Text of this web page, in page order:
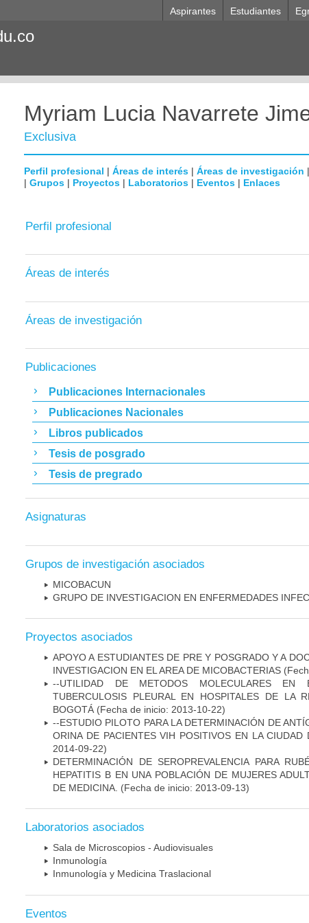
Aspirantes Estudiantes
Myriam Lucia Navarrete
Exclusiva
Perfil profesional | Áreas de interés | Áreas de investigación |
| Grupos | Proyectos | Laboratorios | Eventos | Enlaces
Perfil profesional
Áreas de interés
Áreas de investigación
Publicaciones
Publicaciones Internacionales
Publicaciones Nacionales
Libros publicados
Tesis de posgrado
Tesis de pregrado
Asignaturas
Grupos de investigación asociados
MICOBAC­UN
GRUPO DE INVESTIGACION EN ENFERMEDADES
Proyectos asociados
APOYO A ESTUDIANTES DE PRE Y POSGRADO Y A
INVESTIGACION EN EL AREA DE MICOBACTERIAS
--UTILIDAD DE METODOS MOLECULARES
TUBERCULOSIS PLEURAL EN HOSPITALES DE LA
BOGOTÁ (Fecha de inicio: 2013-10-22)
--ESTUDIO PILOTO PARA LA DETERMINACIÓN DE
ORINA DE PACIENTES VIH POSITIVOS EN LA CIUDAD
2014-09-22)
DETERMINACIÓN DE SEROPREVALENCIA PARA
HEPATITIS B EN UNA POBLACIÓN DE MUJERES
DE MEDICINA. (Fecha de inicio: 2013-09-13)
Laboratorios asociados
Sala de Microscopios - Audiovisuales
Inmunología
Inmunología y Medicina Traslacional
Eventos